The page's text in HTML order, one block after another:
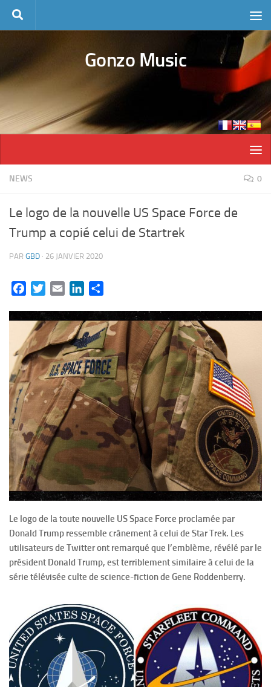
Skip to content
Gonzo Music
NEWS 0
Le logo de la nouvelle US Space Force de
Trump a copié celui de Startrek
PAR GBD · 26 JANVIER 2020
FacebookTwitterEmail LinkedIn
Le logo de la toute nouvelle US Space Force proclamée par
Donald Trump ressemble crânement à celui de Star Trek. Les
utilisateurs de Twitter ont remarqué que l’emblème, révélé par le
président Donald Trump, est terriblement similaire à celui de la
série télévisée culte de science-fiction de Gene Roddenberry.